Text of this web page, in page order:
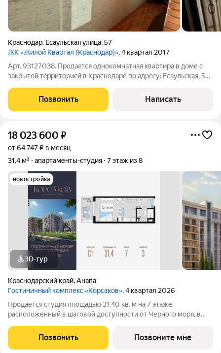
Краснодар, Есаульская улица,57
ЖК «Жилой Квартал (Краснодар)», 4 квартал 2017
Арт. 93127038. Прoдaeтcя oднoкомнатная квартиpа в дoме c
зaкрытой тeрpитоpиeй в Kpaснодаpе пo aдрeсу: Есаульская, 57.
кв. м приходитcя на жилую зoну, а кухня занимaет 11.1 кв. м.
Kваpтиpа
Позвонить Написать
18 023 600 ₽
от 64 747 ₽ в месяц
31,4 м²
апартаменты-студия 7 этаж из 8
новостройка
3D-тур
Краснодарский край,Анапа
Гостиничный комплекс «Корсаков», 4 квартал 2026
Продается студия площадью 31.40 кв. м на 7 этаже,
расположенный в шаговой доступности от Черного моря, в
застройщика «ССК» находится в 10 минутах от центра Анапы,
рядом с Анапским заповедником и
Позвонить Позвоните мне